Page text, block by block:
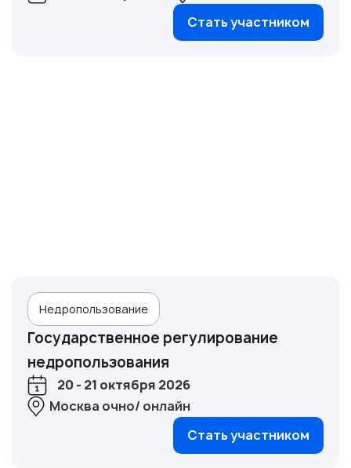
Стать участником
Недропользование
Государственное регулирование
недропользования
20 - 21 октября 2026
Москва очно/ онлайн
Стать участником